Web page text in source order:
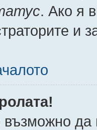
. Ако я
и
да